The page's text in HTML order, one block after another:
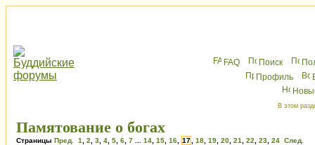
FAQ Поиск
Профиль
В этом
Памятование о богах
Страницы Пред. 1 2 3 4 5 6 7 14 15 16 17 18 19 20 21 22 23 24 След.